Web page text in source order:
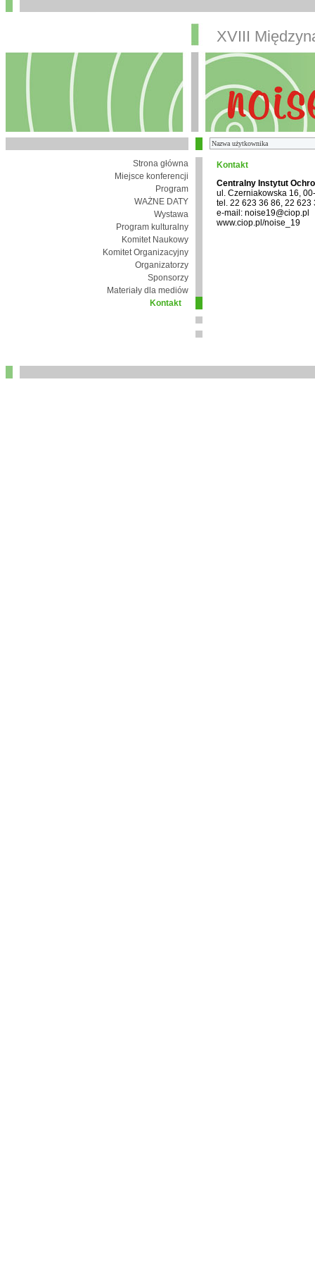
XVIII
Strona główna
Miejsce konferencji
Program
WAŻNE DATY
Wystawa
Program kulturalny
Komitet Naukowy
Komitet Organizacyjny
Organizatorzy
Sponsorzy
Materiały dla mediów
Kontakt
Kontakt
Centralny Instytut
ul. Czerniakowska 16,
tel. 22 623 36 86, 22 623
e-mail: noise19@ciop.pl
www.ciop.pl/noise_19